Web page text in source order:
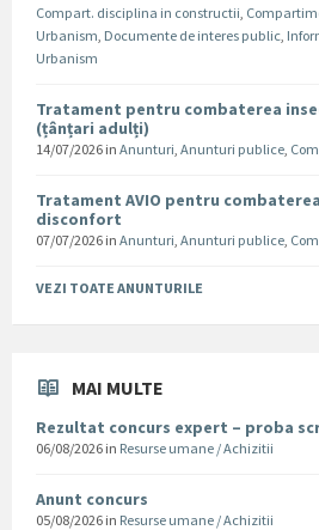
Compart. disciplina in constructii,
Urbanism, Documente de interes public,
Urbanism
Tratament pentru combaterea
(țânțari adulți)
14/07/2026 in Anunturi, Anunturi publice,
Tratament AVIO pentru
disconfort
07/07/2026 in Anunturi, Anunturi publice,
VEZI TOATE ANUNTURILE
MAI MULTE
Rezultat concurs expert – proba
06/08/2026 in Resurse umane / Achizitii
Anunt concurs
05/08/2026 in Resurse umane / Achizitii